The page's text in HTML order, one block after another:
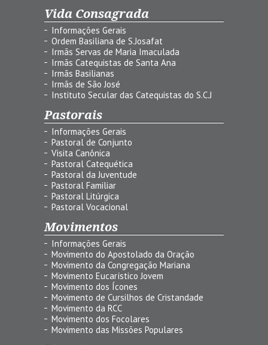
Vida Consagrada
Informações Gerais
Ordem Basiliana de S.Josafat
Irmãs Servas de Maria Imaculada
Irmãs Catequistas de Santa Ana
Irmãs Basilianas
Irmãs de São José
Instituto Secular das Catequistas do S.C.J
Pastorais
Informações Gerais
Pastoral de Conjunto
Visita Canônica
Pastoral Catequética
Pastoral da Juventude
Pastoral Familiar
Pastoral Litúrgica
Pastoral Vocacional
Movimentos
Informações Gerais
Movimento do Apostolado da Oração
Movimento da Congregação Mariana
Movimento Eucarístico Jovem
Movimento dos Ícones
Movimento de Cursilhos de Cristandade
Movimento da RCC
Movimento dos Focolares
Movimento das Missões Populares